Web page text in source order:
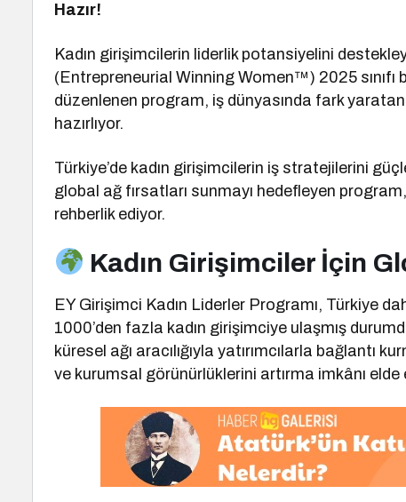
Hazır!
Kadın girişimcilerin liderlik potansiyelini
(Entrepreneurial Winning Women™) 2025 sınıfı
düzenlenen program, iş dünyasında fark
hazırlıyor.
Türkiye’de kadın girişimcilerin iş stratejilerini
global ağ fırsatları sunmayı hedefleyen
rehberlik ediyor.
Kadın Girişimciler İçin
EY Girişimci Kadın Liderler Programı, Türkiye
1000’den fazla kadın girişimciye ulaşmış
küresel ağı aracılığıyla yatırımcılarla
ve kurumsal görünürlüklerini artırma imkânı elde